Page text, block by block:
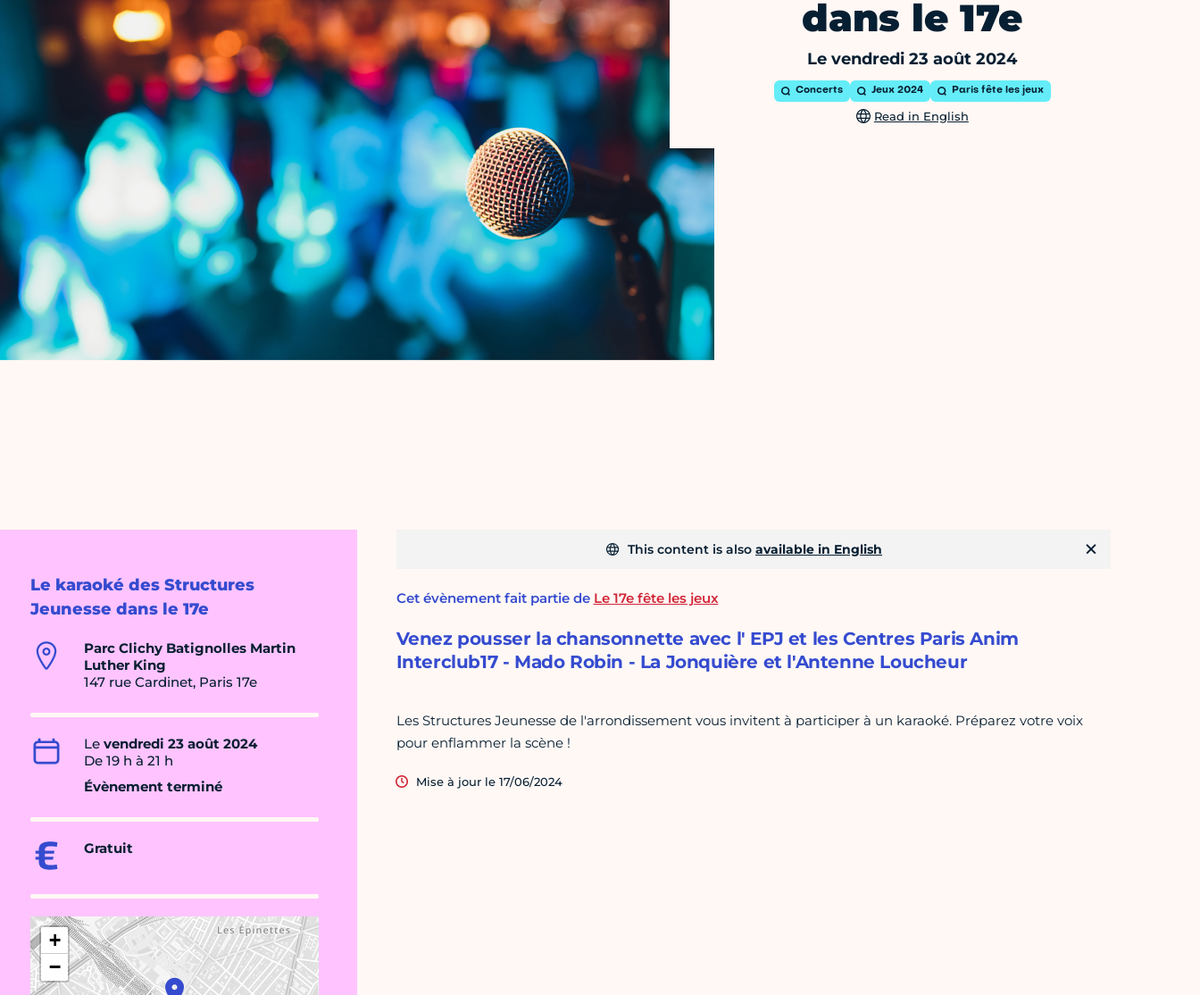
dans le 17e
Le vendredi 23 août 2024
Concerts Jeux 2024 Paris fête les jeux
Read in English
Le karaoké des Structures
Jeunesse dans le 17e
Parc Clichy Batignolles Martin
Luther King
147 rue Cardinet, Paris 17e
Le vendredi 23 août 2024
De 19 h à 21 h
Évènement terminé
Gratuit
+
−
This content is alsoavailable in English
Cet évènement fait partie de Le 17e fête les jeux
Venez pousser la chansonnette avec l' EPJ et les Centres Paris Anim
Interclub17 - Mado Robin - La Jonquière et l'Antenne Loucheur
Les Structures Jeunesse de l'arrondissement vous invitent à participer à un karaoké. Préparez votre voix
pour enflammer la scène !
Mise à jour le 17/06/2024